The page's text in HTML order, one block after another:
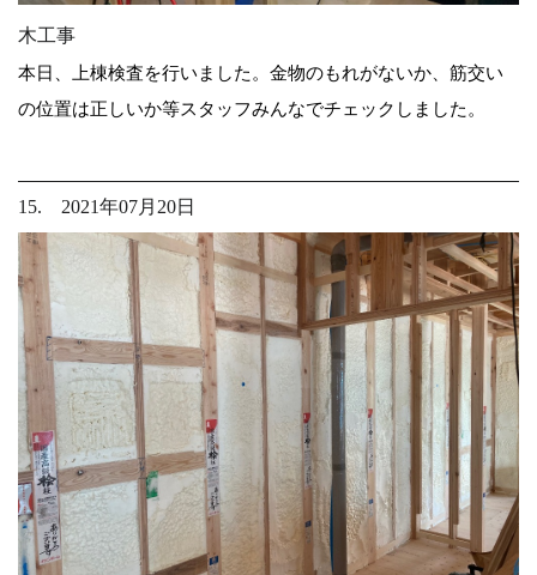
木工事
本日、上棟検査を行いました。金物のもれがないか、筋交い
の位置は正しいか等スタッフみんなでチェックしました。
15. 2021年07月20日